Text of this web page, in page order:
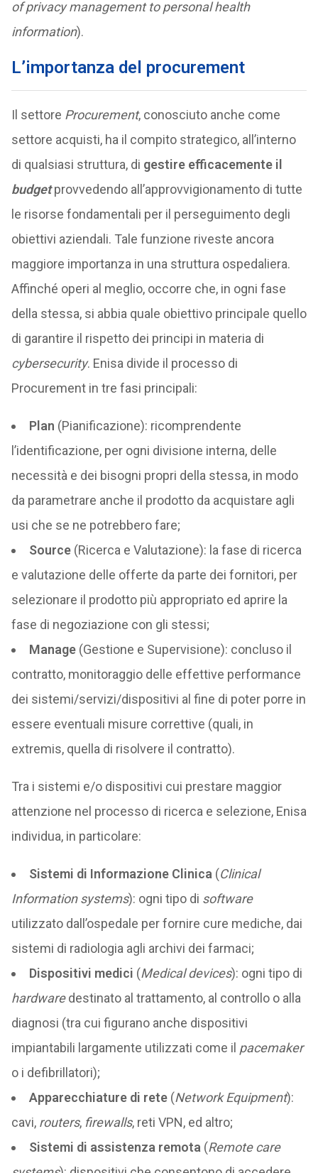
of privacy management to personal health
information).
L’importanza del procurement
Il settore Procurement, conosciuto anche come
settore acquisti, ha il compito strategico, all’interno
di qualsiasi struttura, di gestire efficacemente il
budgetprovvedendo all’approvvigionamento di tutte
le risorse fondamentali per il perseguimento degli
obiettivi aziendali. Tale funzione riveste ancora
maggiore importanza in una struttura ospedaliera.
Affinché operi al meglio, occorre che, in ogni fase
della stessa, si abbia quale obiettivo principale quello
di garantire il rispetto dei principi in materia di
cybersecurity. Enisa divide il processo di
Procurement in tre fasi principali:
Plan (Pianificazione): ricomprendente
l’identificazione, per ogni divisione interna, delle
necessità e dei bisogni propri della stessa, in modo
da parametrare anche il prodotto da acquistare agli
usi che se ne potrebbero fare;
Source(Ricerca e Valutazione): la fase di ricerca
e valutazione delle offerte da parte dei fornitori, per
selezionare il prodotto più appropriato ed aprire la
fase di negoziazione con gli stessi;
Manage(Gestione e Supervisione): concluso il
contratto, monitoraggio delle effettive performance
dei sistemi/servizi/dispositivi al fine di poter porre in
essere eventuali misure correttive (quali, in
extremis, quella di risolvere il contratto).
Tra i sistemi e/o dispositivi cui prestare maggior
attenzione nel processo di ricerca e selezione, Enisa
individua, in particolare:
Sistemi di Informazione Clinica (Clinical
Information systems): ogni tipo di software
utilizzato dall’ospedale per fornire cure mediche, dai
sistemi di radiologia agli archivi dei farmaci;
Dispositivi medici (Medical devices): ogni tipo di
hardwaredestinato al trattamento, al controllo o alla
diagnosi (tra cui figurano anche dispositivi
impiantabili largamente utilizzati come il pacemaker
o i defibrillatori);
Apparecchiature di rete(Network Equipment):
cavi, routers,firewalls, reti VPN, ed altro;
Sistemi di assistenza remota (Remote care